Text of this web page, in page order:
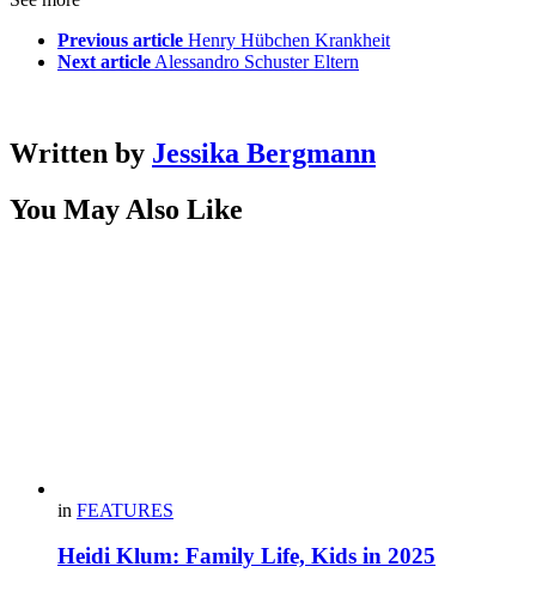
Previous article Henry Hübchen Krankheit
Next article Alessandro Schuster Eltern
Written by Jessika Bergmann
You May Also Like
in FEATURES
Heidi Klum: Family Life, Kids in 2025